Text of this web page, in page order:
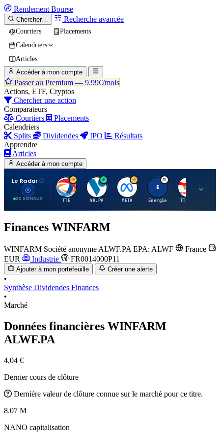
Rendement Bourse
Chercher… Recherche avancée
Courtiers
Placements
Calendriers
Articles
Accéder à mon compte
Passer au Premium — 9.99€/mois
Actions, ETF, Cryptos
Chercher une action
Comparateurs
Courtiers
Placements
Calendriers
Splits
Dividendes IPO
Résultats
Apprendre
Articles
Accéder à mon compte
Le Radar
20 SIGNAUX
T
TTE
V
VK.PA
M
META
E
Energie
T
TTE.PA
Finances WINFARM
WINFARM Société anonyme ALWF.PA EPA: ALWF
France
EUR
Industrie FR0014000P11
Ajouter à mon portefeuille Créer une alerte
•
Synthèse Dividendes Finances
•
Marché
Données financières WINFARM
ALWF.PA
4,04 €
Dernier cours de clôture
Dernière valeur de clôture connue sur le marché pour ce titre.
8.07 M
NANO capitalisation